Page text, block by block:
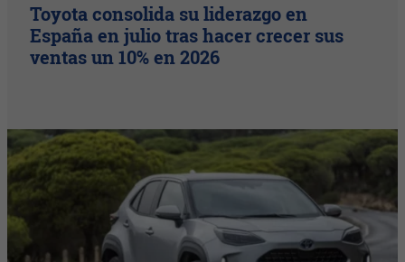
Toyota consolida su liderazgo en
España en julio tras hacer crecer sus
ventas un 10% en 2026